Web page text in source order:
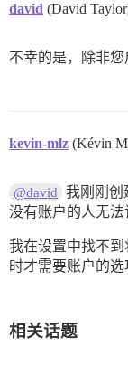
david (David
不幸的是，除非您
kevin-mlz (Kévin
@david
我刚刚创
没有账户的人无法
我在设置中找不
时才需要账户的选
相关话题